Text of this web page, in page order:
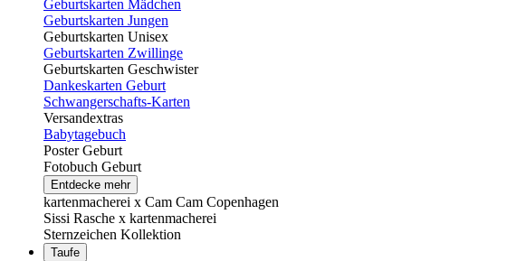
Geburtskarten Mädchen
Geburtskarten Jungen
Geburtskarten Unisex
Geburtskarten Zwillinge
Geburtskarten Geschwister
Dankeskarten Geburt
Schwangerschafts-Karten
Versandextras
Babytagebuch
Poster Geburt
Fotobuch Geburt
Entdecke mehr
kartenmacherei x Cam Cam Copenhagen
Sissi Rasche x kartenmacherei
Sternzeichen Kollektion
Taufe